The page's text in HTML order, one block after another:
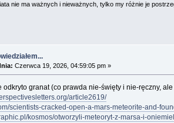
nie ma ważnych i nieważnych, tylko my różnie je
Czerwca 19, 2026, 04:59:05 pm »
odkryto granat (co prawda nie-święty i nie-ręczny,
article2619/
scientists-cracked-open-a-mars-meteorite-and-
kosmos/otworzyli-meteoryt-z-marsa-i-